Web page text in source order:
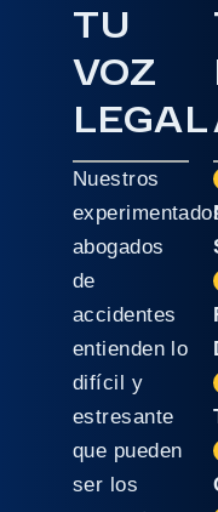
TU
VOZ
LEGAL
Nuestros
abogados
de
accidentes
entienden lo
difícil y
estresante
que pueden
ser los